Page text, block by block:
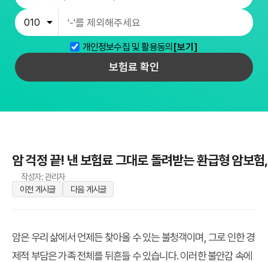
개인정보수집 및 활용동의 [보기]
보험료 확인
암 걱정 끝! 낸 보험료 그대로 돌려받는 환급형 암보
작성자: 관리자
이전 게시글
다음 게시글
암은 우리 삶에서 언제든 찾아올 수 있는 불청객이며, 그로 인한 경
제적 부담은 가족 전체를 뒤흔들 수 있습니다. 이러한 불안감 속에